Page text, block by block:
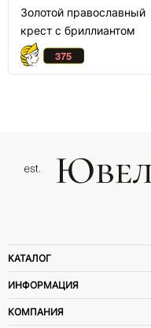
Золотой православный
крест с бриллиантом
КАТАЛОГ
ИНФОРМАЦИЯ
КОМПАНИЯ